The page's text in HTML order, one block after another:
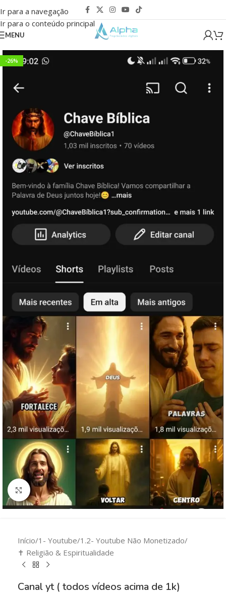
Ir para a navegação
Ir para o conteúdo principal
MENU
-26%
Clique para ampliar
Início/1- Youtube/1.2- Youtube Não Monetizado/
✝️ Religião & Espiritualidade
Canal yt ( todos vídeos acima de 1k)